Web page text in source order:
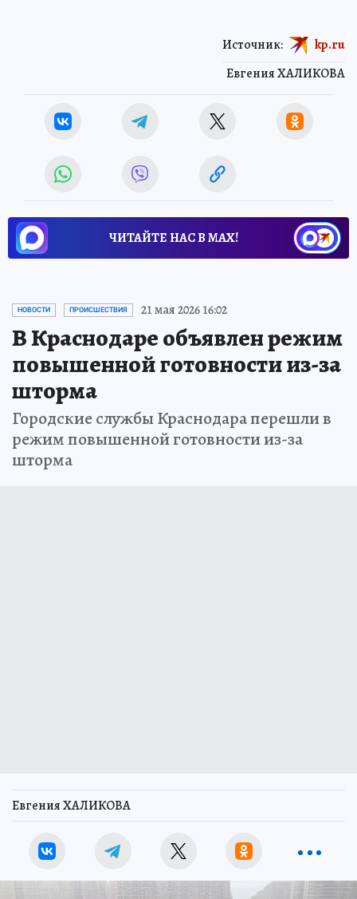
Евгения ХАЛИКОВА
Источник: kp.ru
ЧИТАЙТЕ НАС В МАХ!
НОВОСТИ ПРОИСШЕСТВИЯ 21 мая 2026 16:02
В Краснодаре объявлен режим
повышенной готовности из-за
шторма
Городские службы Краснодара перешли в
режим повышенной готовности из-за
шторма
Евгения ХАЛИКОВА